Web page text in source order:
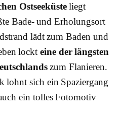
Ostseeküsteliegt
Bade- und Erholungsort
lädt zum Baden und
lockteine der längsten
zum Flanieren.
lohnt sich ein Spaziergang
ein tolles Fotomotiv